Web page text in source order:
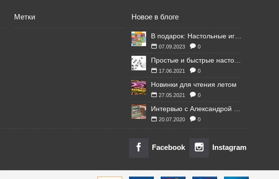
Метки Новое в блоге
07.09.2023 0
17.06.2021 0
Новинки для чтения летом
27.05.2021 0
20.07.2020 0
Facebook Instagram